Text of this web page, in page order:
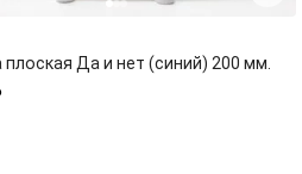
плоская Да и нет (синий) 200 мм.